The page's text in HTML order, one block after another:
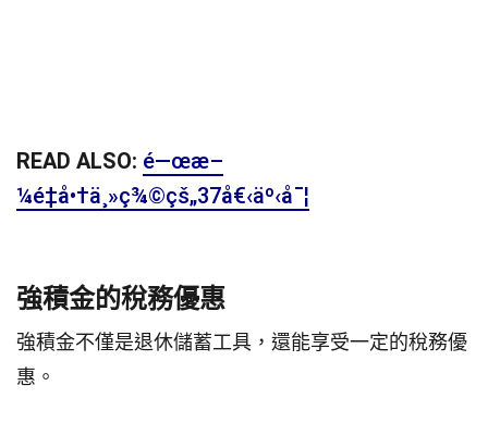
READ ALSO: é—œæ–
¼é‡å•†ä¸»ç¾©çš„37å€‹äº‹å¯¦
強積金的稅務優惠
強積金不僅是退休儲蓄工具，還能享受一定的稅務優
惠。